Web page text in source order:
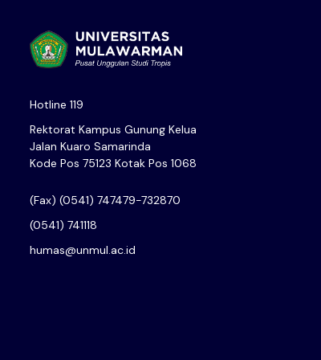
Hotline 119
Rektorat Kampus Gunung Kelua
Jalan Kuaro Samarinda
Kode Pos 75123 Kotak Pos 1068
(Fax) (0541) 747479-732870
(0541) 741118
humas@unmul.ac.id